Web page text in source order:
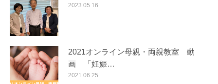
2023.05.16
2021オンライン母親・両親教室 動
画 「妊娠…
2021.06.25